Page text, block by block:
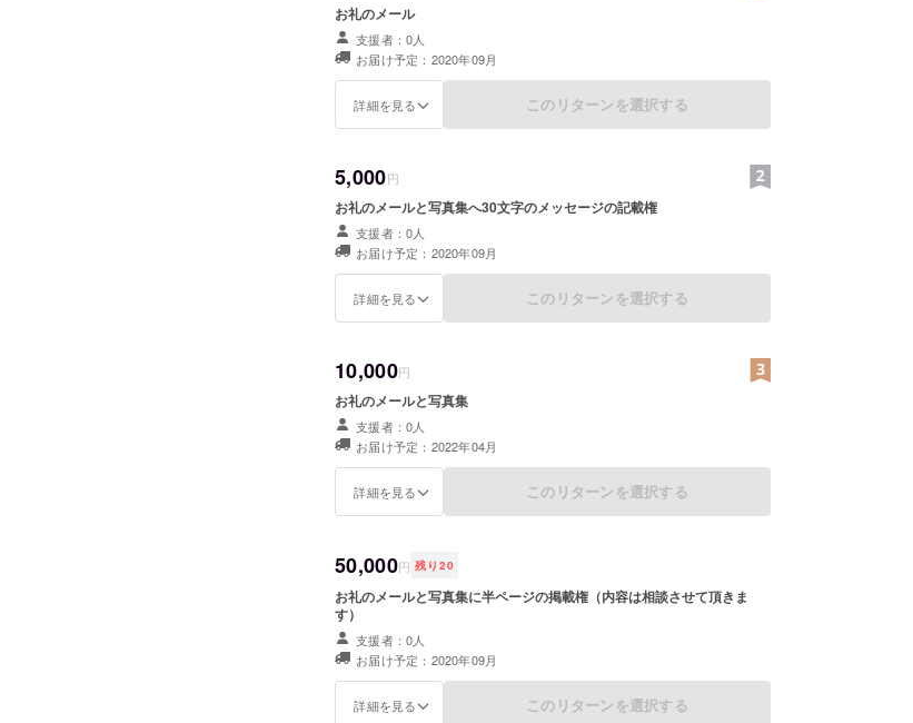
お礼のメール
支援者：0人
お届け予定：2020年09月
詳細を見る このリターンを選択する
5,000円
お礼のメールと写真集へ30文字のメッセージの記載権
支援者：0人
お届け予定：2020年09月
詳細を見る このリターンを選択する
10,000円
お礼のメールと写真集
支援者：0人
お届け予定：2022年04月
詳細を見る このリターンを選択する
50,000円 残り 20
お礼のメールと写真集に半ページの掲載権（内容は相談させて頂きま
す）
支援者：0人
お届け予定：2020年09月
詳細を見る このリターンを選択する